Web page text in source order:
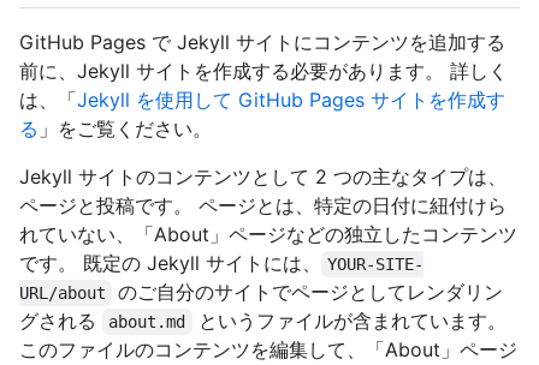
GitHub Pages で Jekyll サイトにコンテンツを追加する
前に、Jekyll サイトを作成する必要があります。 詳しく
は、「Jekyll を使用して GitHub Pages サイトを作成す
る 」をご覧ください。
Jekyll サイトのコンテンツとして 2 つの主なタイプは、
ページと投稿です。 ページとは、特定の日付に紐付けら
れていない、「About」ページなどの独立したコンテンツ
です。 既定の Jekyll サイトには、
YOUR-SITE-
URL/about
のご自分のサイトでページとしてレンダリン
グされる
about.md
というファイルが含まれています。
このファイルのコンテンツを編集して、「About」ページ